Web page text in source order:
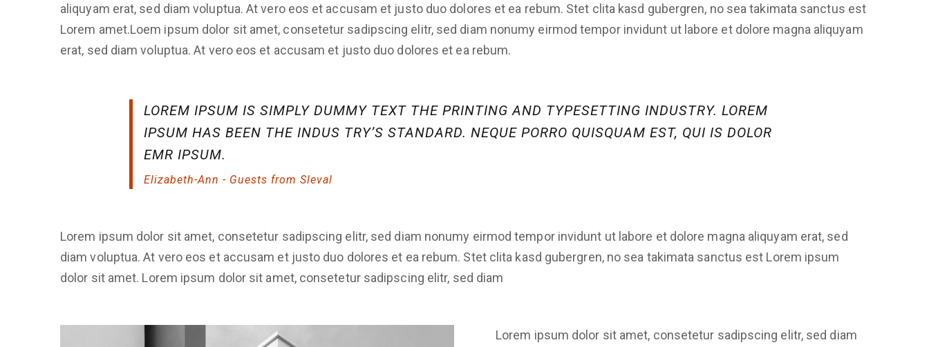
aliquyam erat, sed diam voluptua. At vero eos et accusam et justo duo dolores et ea rebum. Stet clita kasd gubergren, no sea takimata sanctus est
Lorem amet.Loem ipsum dolor sit amet, consetetur sadipscing elitr, sed diam nonumy eirmod tempor invidunt ut labore et dolore magna aliquyam
erat, sed diam voluptua. At vero eos et accusam et justo duo dolores et ea rebum.
LOREM IPSUM IS SIMPLY DUMMY TEXT THE PRINTING AND TYPESETTING INDUSTRY. LOREM
IPSUM HAS BEEN THE INDUS TRY’S STANDARD. NEQUE PORRO QUISQUAM EST, QUI IS DOLOR
EMR IPSUM.
Elizabeth-Ann - Guests from Sleval
Lorem ipsum dolor sit amet, consetetur sadipscing elitr, sed diam nonumy eirmod tempor invidunt ut labore et dolore magna aliquyam erat, sed
diam voluptua. At vero eos et accusam et justo duo dolores et ea rebum. Stet clita kasd gubergren, no sea takimata sanctus est Lorem ipsum
dolor sit amet. Lorem ipsum dolor sit amet, consetetur sadipscing elitr, sed diam
Lorem ipsum dolor sit amet, consetetur sadipscing elitr, sed diam